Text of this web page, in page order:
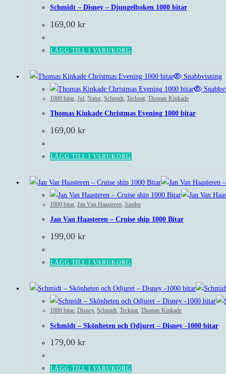
Schmidt – Disney – Djungelboken 1000 bitar
169,00 kr
LÄGG TILL I VARUKORG
Snabbvisning
1000 bitar Jul Natur Schmidt Tecknat Thomas Kinkade
Thomas Kinkade Christmas Evening 1000 bitar
169,00 kr
LÄGG TILL I VARUKORG
1000 bitar Jan Van Haasteren Jumbo
Jan Van Haasteren – Cruise ship 1000 Bitar
199,00 kr
LÄGG TILL I VARUKORG
1000 bitar, Disney, Schmidt, Tecknat, Thomas Kinkade
Schmidt – Skönheten och Odjuret – Disney -1000 bitar
179,00 kr
LÄGG TILL I VARUKORG